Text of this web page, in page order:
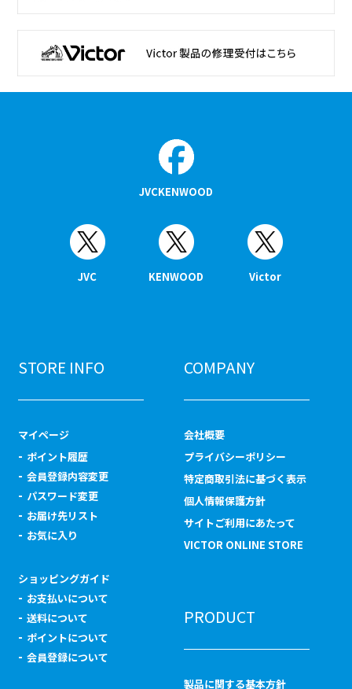
JVCKENWOOD
JVC KENWOOD Victor
STORE INFO
マイページ
ポイント履歴
会員登録内容変更
パスワード変更
お届け先リスト
お気に入り
ショッピングガイド
お支払いについて
送料について
ポイントについて
会員登録について
COMPANY
会社概要
プライバシーポリシー
特定商取引法に基づく表示
個人情報保護方針
サイトご利用にあたって
VICTOR ONLINE STORE
PRODUCT
製品に関する基本方針